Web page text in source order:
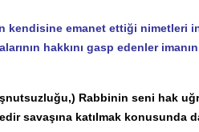
kendisine emanet ettiği nimetleri
hakkını gasp edenler
Rabbinin seni hak
savaşına katılmak konusunda